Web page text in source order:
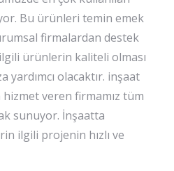
Bu ürünleri temin emek
firmalardan destek
ilgili ürünlerin kaliteli olması
yardımcı olacaktır. inşaat
veren firmamız tüm
sunuyor. İnşaatta
ilgili projenin hızlı ve